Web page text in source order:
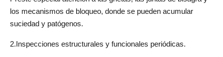
los mecanismos de bloqueo, donde se pueden acumular
suciedad y patógenos.
2.Inspecciones estructurales y funcionales periódicas.